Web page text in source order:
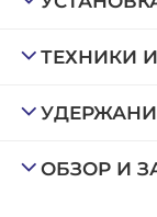
ТЕХНИКИ
ОБЗОР И